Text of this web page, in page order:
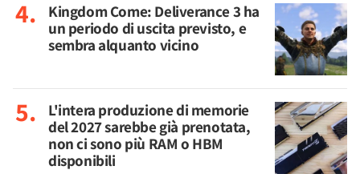
Kingdom Come: Deliverance 3 ha
un periodo di uscita previsto, e
sembra alquanto vicino
L'intera produzione di memorie
del 2027 sarebbe già prenotata,
non ci sono più RAM o HBM
disponibili